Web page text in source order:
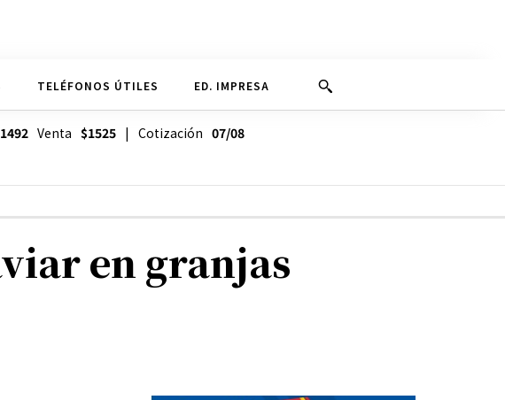
TELÉFONOS ÚTILES ED. IMPRESA
Venta $1525| Cotización 07/08
en granjas